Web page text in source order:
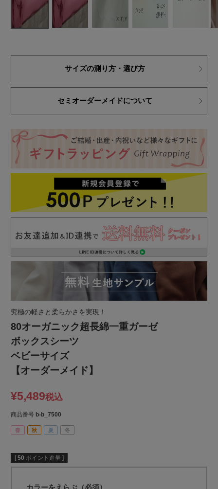
サイズの測り方・選び方
セミオーダーメイドについて
究極の軽さと柔らかさを実現！
80オーガニック超長綿一重ガーゼ
ボックスシーツ
ベビーサイズ
【オーダーメイド】
¥5,489税込
商品番号 b-b_7500
春 秋 夏 冬
[ 50 ポイント進呈 ]
カラーをえらぶ（必須）